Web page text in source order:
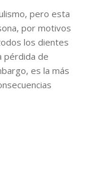
pero esta
por motivos
los dientes
pérdida de
es la más